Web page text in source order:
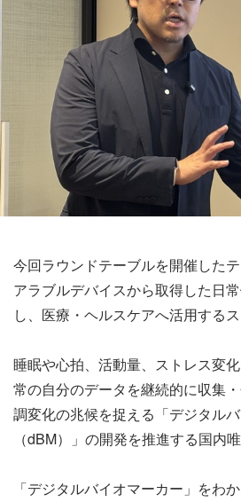
今回ラウンドテーブルを開催した
アラブルデバイスから取得した日
し、医療・ヘルスケアへ活用するス
睡眠や心拍、活動量、ストレス変
常の自分のデータを継続的に収集
調変化の兆候を捉える「デジタル
（dBM）」の開発を推進する国内
「デジタルバイオマーカー」をわ